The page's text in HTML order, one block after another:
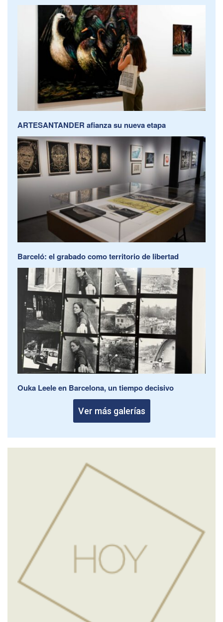
ARTESANTANDER afianza su nueva etapa
Barceló: el grabado como territorio de libertad
Ouka Leele en Barcelona, un tiempo decisivo
Ver más galerías